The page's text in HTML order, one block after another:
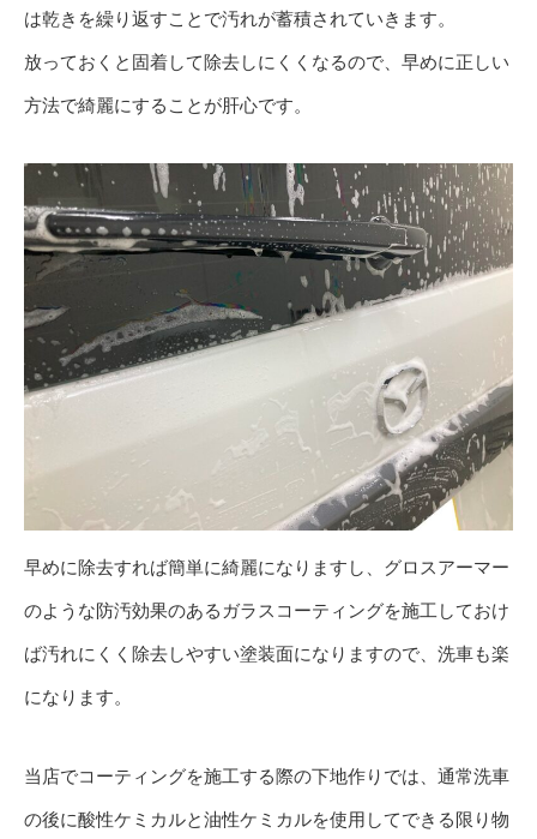
は乾きを繰り返すことで汚れが蓄積されていきます。
放っておくと固着して除去しにくくなるので、早めに正しい
方法で綺麗にすることが肝心です。
早めに除去すれば簡単に綺麗になりますし、グロスアーマー
のような防汚効果のあるガラスコーティングを施工しておけ
ば汚れにくく除去しやすい塗装面になりますので、洗車も楽
になります。
当店でコーティングを施工する際の下地作りでは、通常洗車
の後に酸性ケミカルと油性ケミカルを使用してできる限り物